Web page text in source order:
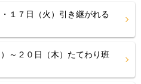
１７日（火）引き継がれる
～２０日（木）たてわり班